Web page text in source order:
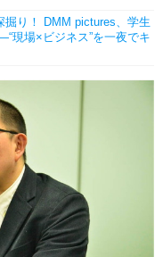
掘り！ DMM pictures、学生
現場×ビジネス”を一夜でキ